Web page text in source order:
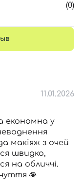
(0)
11.01.2026
економна у
макіяж з очей
швидко,
на обличчі.
🪷